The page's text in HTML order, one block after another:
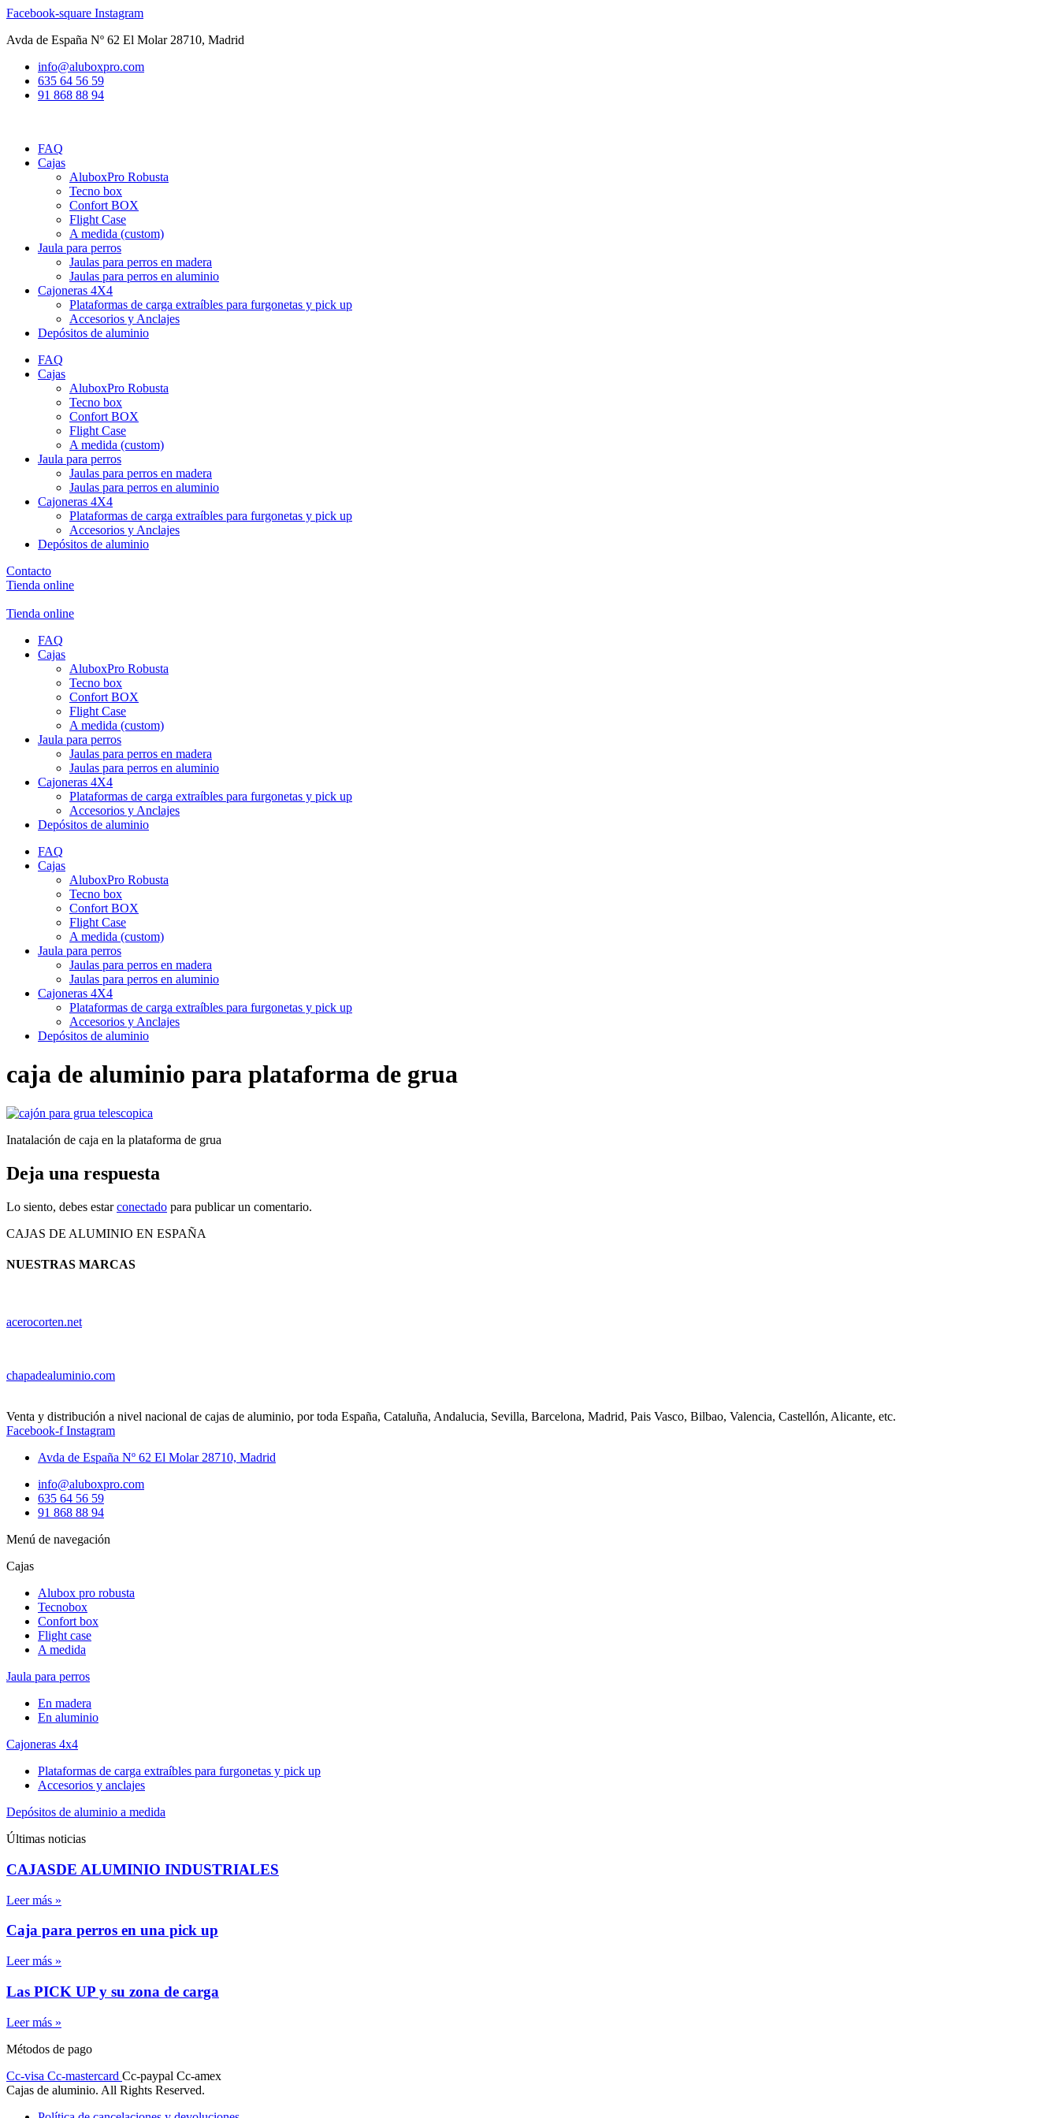
Ir
contenido
Facebook-square Instagram
Avda de España Nº 62 El Molar 28710, Madrid
info@aluboxpro.com
635 64 56 59
91 868 88 94
FAQ
Cajas
AluboxPro Robusta
Tecno box
Confort BOX
Flight Case
A medida (custom)
Jaula para perros
Jaulas para perros en madera
Jaulas para perros en aluminio
Cajoneras 4X4
Plataformas de carga extraíbles para furgonetas y pick up
Accesorios y Anclajes
Depósitos de aluminio
FAQ
Cajas
AluboxPro Robusta
Tecno box
Confort BOX
Flight Case
A medida (custom)
Jaula para perros
Jaulas para perros en madera
Jaulas para perros en aluminio
Cajoneras 4X4
Plataformas de carga extraíbles para furgonetas y pick up
Accesorios y Anclajes
Depósitos de aluminio
Contacto
Tienda online
Tienda online
FAQ
Cajas
AluboxPro Robusta
Tecno box
Confort BOX
Flight Case
A medida (custom)
Jaula para perros
Jaulas para perros en madera
Jaulas para perros en aluminio
Cajoneras 4X4
Plataformas de carga extraíbles para furgonetas y pick up
Accesorios y Anclajes
Depósitos de aluminio
FAQ
Cajas
AluboxPro Robusta
Tecno box
Confort BOX
Flight Case
A medida (custom)
Jaula para perros
Jaulas para perros en madera
Jaulas para perros en aluminio
Cajoneras 4X4
Plataformas de carga extraíbles para furgonetas y pick up
Accesorios y Anclajes
Depósitos de aluminio
caja de aluminio para plataforma de grua
Inatalación de caja en la plataforma de grua
Deja una respuesta
Lo siento, debes estarconectado para publicar un comentario.
CAJAS DE ALUMINIO EN ESPAÑA
NUESTRAS MARCAS
acerocorten.net
chapadealuminio.com
Venta y distribución a nivel nacional de cajas de aluminio, por toda España, Cataluña, Andalucia, Sevilla, Barcelona, Madrid, Pais Vasco, Bilbao, Valencia, Castellón, Alicante, etc.
Facebook-f Instagram
Avda de España Nº 62 El Molar 28710, Madrid
info@aluboxpro.com
635 64 56 59
91 868 88 94
Menú de navegación
Cajas
Alubox pro robusta
Tecnobox
Confort box
Flight case
A medida
Jaula para perros
En madera
En aluminio
Cajoneras 4x4
Plataformas de carga extraíbles para furgonetas y pick up
Accesorios y anclajes
Depósitos de aluminio a medida
Últimas noticias
CAJASDE ALUMINIO INDUSTRIALES
Leer más »
Caja para perros en una pick up
Leer más »
Las PICK UP y su zona de carga
Leer más »
Métodos de pago
Cc-visa Cc-mastercard Cc-paypal Cc-amex
Cajas de aluminio. All Rights Reserved.